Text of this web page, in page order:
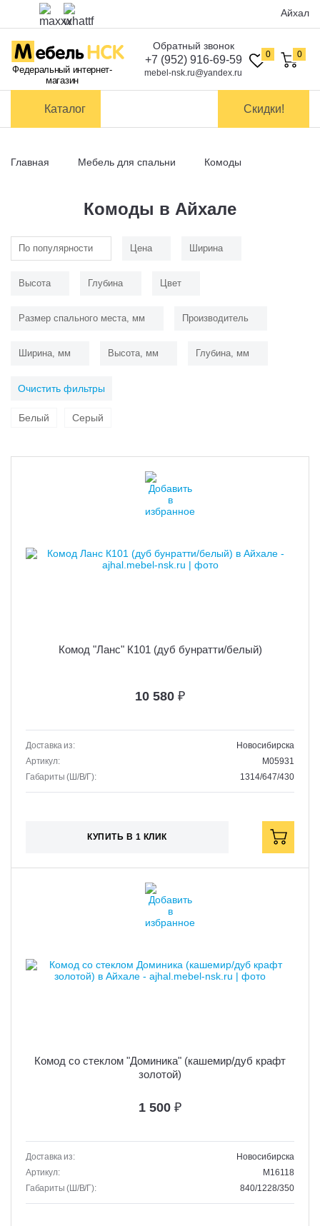
Оплата
Доставка и
самовывоз
Сборка
Айхал
Федеральный интернет-
магазин
0 0
Обратный звонок
+7 (952) 916-69-59
mebel-nsk.ru@yandex.ru
Каталог Скидки!
Главная Мебель для спальни Комоды
Комоды в Айхале
По популярности Цена Ширина
Высота Глубина Цвет
Размер спального места, мм Производитель
Ширина, мм Высота, мм Глубина, мм
Очистить фильтры
Белый Серый
Комод "Ланс" К101 (дуб бунратти/белый)
10 580 ₽
Доставка из:
Новосибирска
Артикул:
M05931
Габариты (Ш/В/Г):
1314/647/430
КУПИТЬ В 1 КЛИК
Комод со стеклом "Доминика" (кашемир/дуб крафт
золотой)
1 500 ₽
Доставка из:
Новосибирска
Артикул:
M16118
Габариты (Ш/В/Г):
840/1228/350